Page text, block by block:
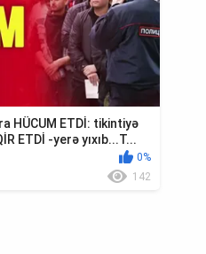
HÜCUM ETDİ: tikintiyə
ETDİ -yerə yıxıb...T...
0%
142